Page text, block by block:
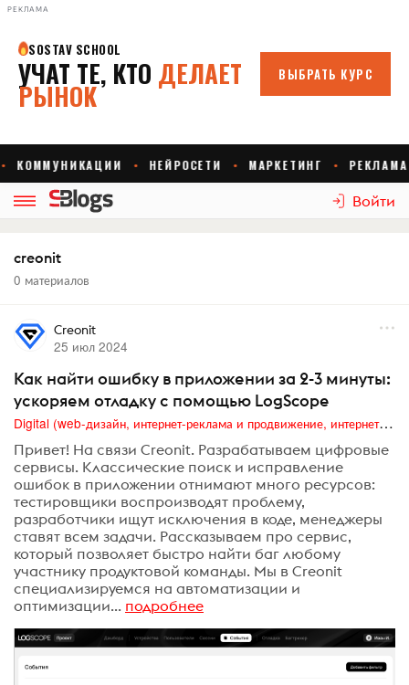
РЕКЛАМА
Войти
creonit
0 материалов
Creonit
25 июл 2024
Как найти ошибку в приложении за 2-3 минуты:
ускоряем отладку с помощью LogScope
Digital (web-дизайн, интернет-реклама и продвижение, интернет-сообщества и блоги, интернет-коммуникации, мобильный маркетинг, реклама на цифровых экранах)
Привет! На связи Creonit. Разрабатываем цифровые
сервисы. Классические поиск и исправление
ошибок в приложении отнимают много ресурсов:
тестировщики воспроизводят проблему,
разработчики ищут исключения в коде, менеджеры
ставят всем задачи. Рассказываем про сервис,
который позволяет быстро найти баг любому
участнику продуктовой команды. Мы в Creonit
специализируемся на автоматизации и
оптимизации... подробнее